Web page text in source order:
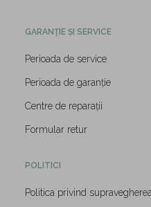
GARANȚIE ȘI SERVICE
Perioada de service
Perioada de garanție
Centre de reparații
Formular retur
POLITICI
Politica privind